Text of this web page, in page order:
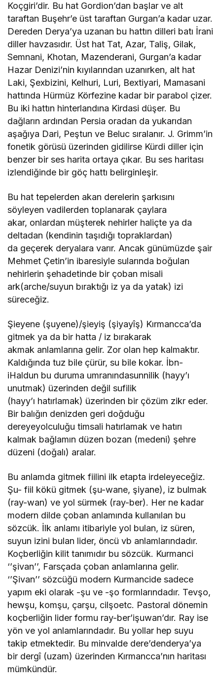
Koçgiri’dir. Bu hat Gordion’dan başlar ve alt
taraftan Buşehr’e üst taraftan Gurgan’a kadar uzar.
Dereden Derya’ya uzanan bu hattın dilleri batı İrani
diller havzasıdır. Üst hat Tat, Azar, Taliş, Gilak,
Semnani, Khotan, Mazenderani, Gurgan’a kadar
Hazar Denizi’nin kıyılarından uzanırken, alt hat
Laki, Şexbizini, Kelhuri, Luri, Bextiyari, Mamasani
hattında Hürmüz Körfezine kadar bir parabol çizer.
Bu iki hattın hinterlandına Kirdasi düşer. Bu
dağların ardından Persia oradan da yukarıdan
aşağıya Dari, Peştun ve Beluc sıralanır. J. Grimm’in
fonetik görüsü üzerinden gidilirse Kürdi diller için
benzer bir ses harita ortaya çıkar. Bu ses haritası
izlendiğinde bir göç hattı belirginleşir.
Bu hat tepelerden akan derelerin şarkısını
söyleyen vadilerden toplanarak çaylara
akar, onlardan müşterek nehirler haliçte ya da
deltadan (kendinin taşıdığı topraklardan)
da geçerek deryalara varır. Ancak günümüzde şair
Mehmet Çetin’in ibaresiyle sularında boğulan
nehirlerin şehadetinde bir çoban misali
ark(arche/suyun bıraktığı iz ya da yatak) izi
süreceğiz.
Şieyene (şuyene)/şieyiş (şiyayîş) Kırmancca’da
gitmek ya da bir hatta / iz bırakarak
akmak anlamlarına gelir. Zor olan hep kalmaktır.
Kaldığında tuz bile çürür, su bile kokar. İbn-
iHaldun bu duruma umranındasunnilik (hayy’ı
unutmak) üzerinden değil sufilik
(hayy’ı hatırlamak) üzerinden bir çözüm zikr eder.
Bir balığın denizden geri doğduğu
dereyeyolculuğu timsali hatırlamak ve hatırı
kalmak bağlamın düzen bozan (medeni) şehre
düzeni (doğalı) aralar.
Bu anlamda gitmek fiilini ilk etapta irdeleyeceğiz.
Şu- fiil kökü gitmek (şu-wane, şiyane), iz bulmak
(ray-wan) ve yol sürmek (ray-ber). Her ne kadar
modern dilde çoban anlamında kullanılan bu
sözcük. İlk anlamı itibariyle yol bulan, iz süren,
suyun izini bulan lider, öncü vb anlamlarındadır.
Koçberliğin kilit tanımıdır bu sözcük. Kurmanci
‘’şivan’’, Farsçada çoban anlamlarına gelir.
‘’Şivan’’ sözcüğü modern Kurmancide sadece
yapım eki olarak -şu ve -şo formlarındadır. Tevşo,
hewşu, komşu, çarşu, cilşoetc. Pastoral dönemin
koçberliğin lider formu ray-ber’işuwan’dır. Ray ise
yön ve yol anlamlarındadır. Bu yollar hep suyu
takip etmektedir. Bu minvalde dere’denderya’ya
bir dergî (uzam) üzerinden Kırmancca’nın haritası
mümkündür.